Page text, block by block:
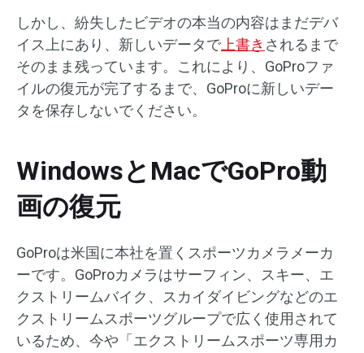
しかし、紛失したビデオの本当の内容はまだデバ
イス上にあり、新しいデータで上書き されるまで
そのまま残っています。これにより、GoProファ
イルの復元が完了するまで、GoProに新しいデー
タを保存しないでください。
WindowsとMacでGoPro動
画の復元
GoProは米国に本社を置くスポーツカメラメーカ
ーです。GoProカメラはサーフィン、スキー、エ
クストリームバイク、スカイダイビングなどのエ
クストリームスポーツグループで広く使用されて
いるため、今や「エクストリームスポーツ専用カ